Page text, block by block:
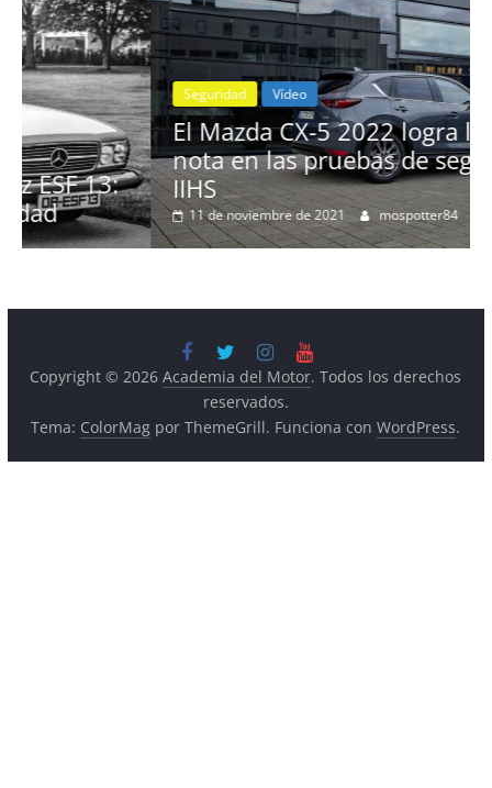
Seguridad Vídeo
El Mazda CX-5 2022 logra la máxima
nota en las pruebas de seguridad del
IIHS
11 de noviembre de 2021 mospotter84 0
Copyright © 2026Academia del Motor. Todos los derechos
reservados.
Tema: ColorMag por ThemeGrill. Funciona conWordPress.